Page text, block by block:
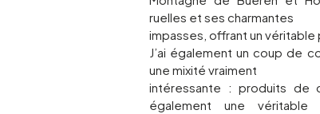
ruelles et ses charmantes
impasses, offrant un véritable
J’ai également un coup de
une mixité vraiment
intéressante : produits de
également une